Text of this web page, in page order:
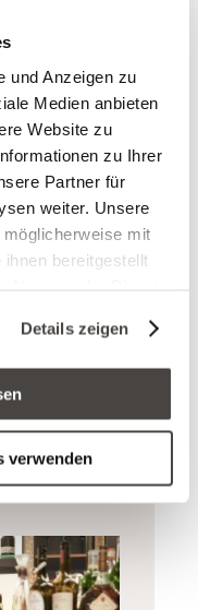
und Anzeigen zu
Medien anbieten
Website zu
zu Ihrer
Partner für
weiter. Unsere
mit
bereitgestellt
weiterhin nutzen.
Details zeigen
verwenden
doch mit einem
an
auf das